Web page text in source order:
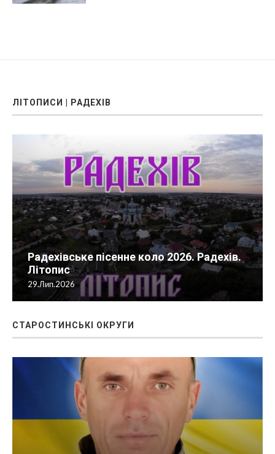
ЛІТОПИСИ | РАДЕХІВ
Радехівське пісенне коло 2026. Радехів.
Літопис
29.Лип.2026
СТАРОСТИНСЬКІ ОКРУГИ